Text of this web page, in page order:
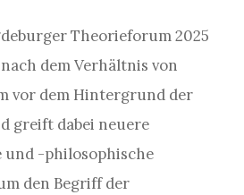
Theorieforum 2025
dem Verhältnis von
vor dem Hintergrund der
greift dabei neuere
und -philosophische
den Begriff der